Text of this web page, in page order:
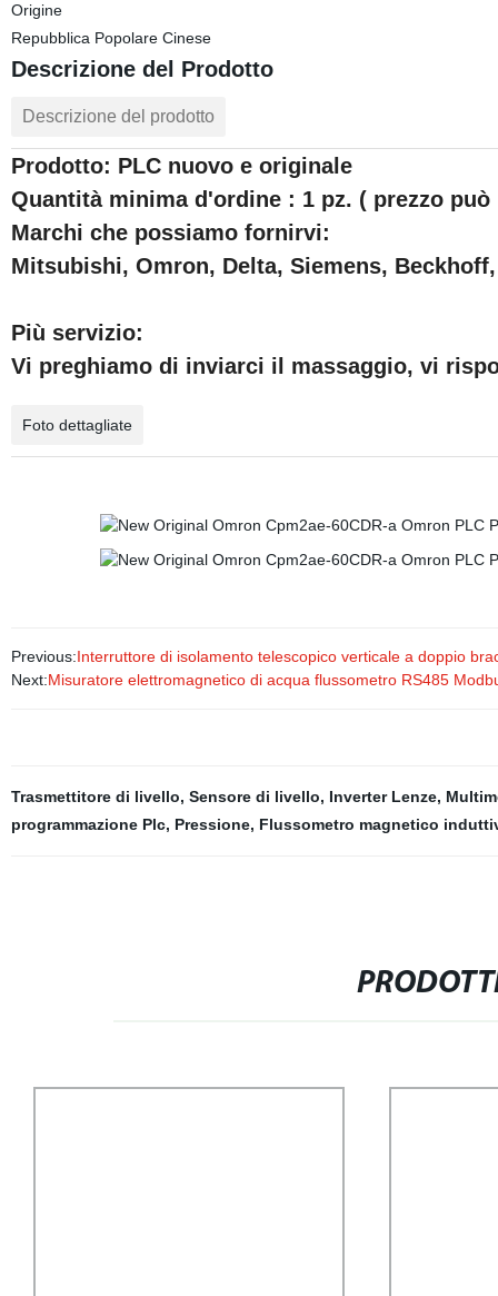
Origine
Repubblica Popolare Cinese
Descrizione del Prodotto
Descrizione del prodotto
Prodotto: PLC nuovo e originale
Quantità minima d'ordine: 1 pz. ( prezzo
Marchi che possiamo fornirvi:
Mitsubishi, Omron, Delta, Siemens,
Più servizio:
Vi preghiamo di inviarci il massaggio, vi
Foto dettagliate
Previous:Interruttore di isolamento telescopico verticale a doppio
Next:Misuratore elettromagnetico di acqua flussometro RS485
Trasmettitore di livello, Sensore di livello, Inverter Lenze,
programmazione Plc, Pressione, Flussometro magnetico